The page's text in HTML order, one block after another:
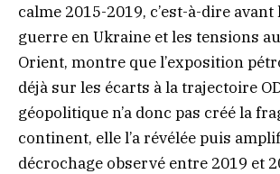
calme 2015-2019, c’est-à-dire avant
guerre en Ukraine et les tensions
Orient, montre que l’exposition
déjà sur les écarts à la trajectoire
géopolitique n’a donc pas créé la
continent, elle l’a révélée puis
décrochage observé entre 2019 et